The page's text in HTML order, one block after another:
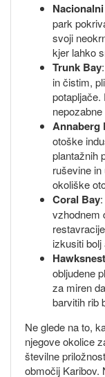
park
svoji
kjer lahko
Trunk Bay
in čistim,
potapljače.
Annaberg
otoške
plantažnih
ruševine
okoliške
Coral Bay
vzhodnem
izkusiti bolj
obljudene
za miren
barvitih rib
Ne glede na to,
njegove okolice
številne
območij Karibov.